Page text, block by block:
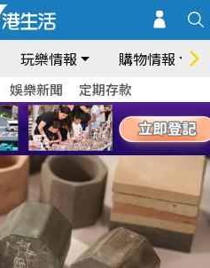
玩樂情報 購物情報
娛樂新聞 定期存款